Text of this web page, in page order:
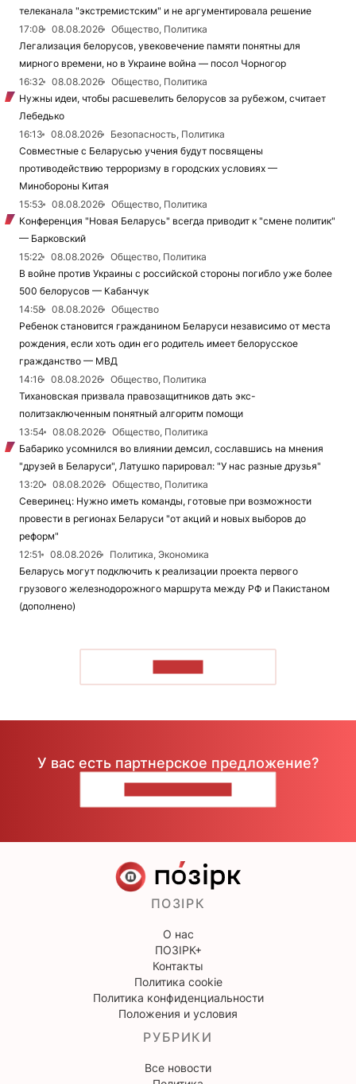
телеканала "экстремистским" и не аргументировала решение
17:08
08.08.2026
Общество, Политика
Легализация белорусов, увековечение памяти понятны для
мирного времени, но в Украине война — посол Чорногор
16:32
08.08.2026
Общество, Политика
Нужны идеи, чтобы расшевелить белорусов за рубежом, считает
Лебедько
16:13
08.08.2026
Безопасность, Политика
Совместные с Беларусью учения будут посвящены
противодействию терроризму в городских условиях —
Минобороны Китая
15:53
08.08.2026
Общество, Политика
Конференция "Новая Беларусь" всегда приводит к "смене политик"
— Барковский
15:22
08.08.2026
Общество, Политика
В войне против Украины с российской стороны погибло уже более
500 белорусов — Кабанчук
14:58
08.08.2026
Общество
Ребенок становится гражданином Беларуси независимо от места
рождения, если хоть один его родитель имеет белорусское
гражданство — МВД
14:16
08.08.2026
Общество, Политика
Тихановская призвала правозащитников дать экс-
политзаключенным понятный алгоритм помощи
13:54
08.08.2026
Общество, Политика
Бабарико усомнился во влиянии демсил, сославшись на мнения
"друзей в Беларуси", Латушко парировал: "У нас разные друзья"
13:20
08.08.2026
Общество, Политика
Северинец: Нужно иметь команды, готовые при возможности
провести в регионах Беларуси "от акций и новых выборов до
реформ"
12:51
08.08.2026
Политика, Экономика
Беларусь могут подключить к реализации проекта первого
грузового железнодорожного маршрута между РФ и Пакистаном
(дополнено)
У вас есть партнерское предложение?
ПОЗІРК
О нас
ПОЗІРК+
Контакты
Политика cookie
Политика конфиденциальности
Положения и условия
РУБРИКИ
Все новости